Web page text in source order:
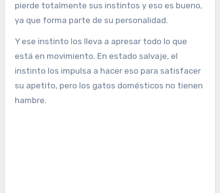
pierde totalmente sus instintos y eso es bueno,
ya que forma parte de su personalidad.
Y ese instinto los lleva a apresar todo lo que
está en movimiento. En estado salvaje, el
instinto los impulsa a hacer eso para satisfacer
su apetito, pero los gatos domésticos no tienen
hambre.